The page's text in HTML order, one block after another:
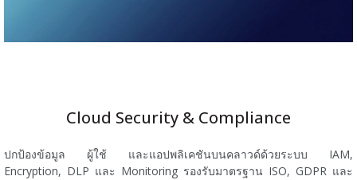
Cloud Security & Compliance
ปกป้องข้อมูล ผู้ใช้ และแอปพลิเคชันบนคลาวด์ด้วยระบบ IAM,
Encryption, DLP และ Monitoring รองรับมาตรฐาน ISO, GDPR และ